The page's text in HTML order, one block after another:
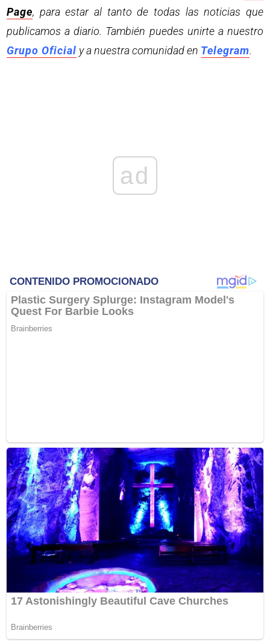
Page, para estar al tanto de todas las noticias que
publicamos a diario. También puedes unirte a nuestro
Grupo Oficial y a nuestra comunidad en Telegram.
ad